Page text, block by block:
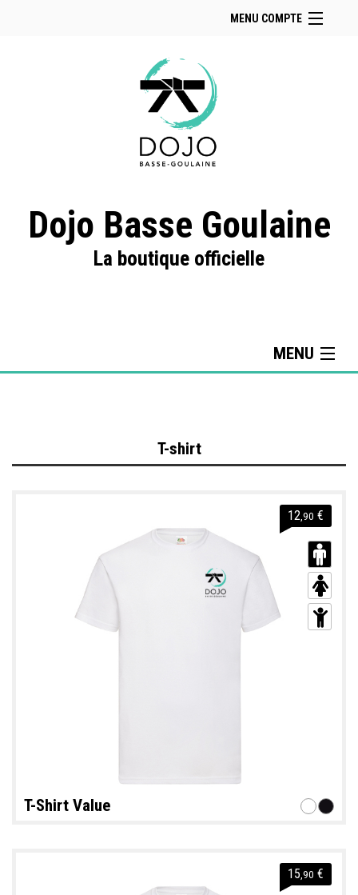
MENU COMPTE
Retour à notre site
Facebook
Instagram
Se connecter
Panier (vide)
Dojo Basse Goulaine
La boutique officielle
MENU
Judogis Mizuno
Ensemble
Casquette / bob
T-shirt
12,90 €
T-Shirt Value
15 ,90 €